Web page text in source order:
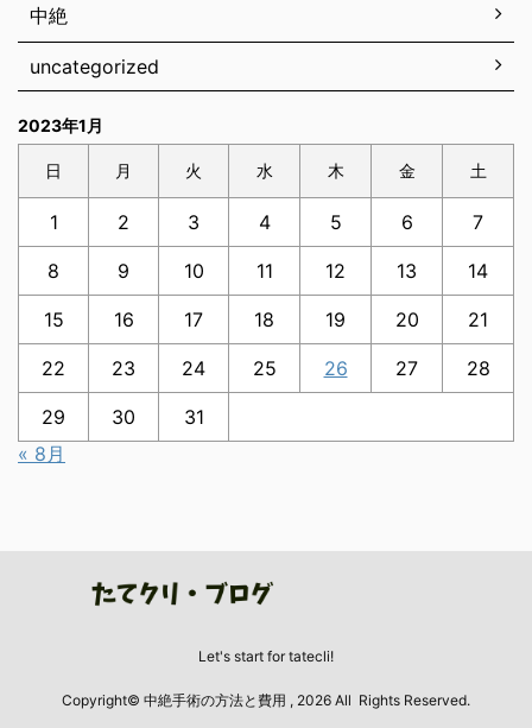
中絶
uncategorized
2023年1月
日 月 火 水 木 金 土
1 2 3 4 5 6 7
8 9 10 11 12 13 14
15 16 17 18 19 20 21
22 23 24 25 26 27 28
29 30
31
« 8月
Let's start for tatecli!
Copyright© 中絶手術の方法と費用 , 2026 All Rights Reserved.